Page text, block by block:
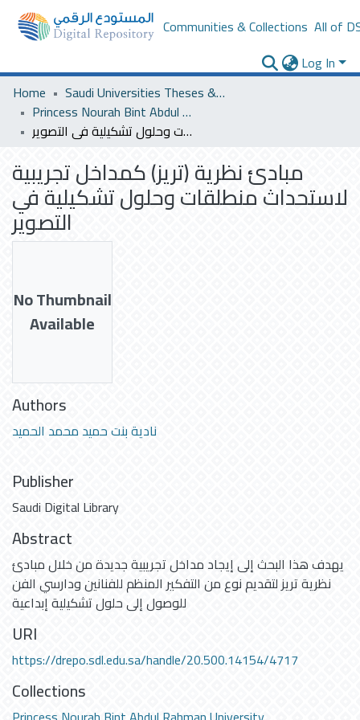
Communities & Collections All of
Log In
Home
Saudi Universities Theses & Dissertations
Princess Nourah Bint Abdul Rahman University
مبادئ نظرية (تريز) كمداخل تجريبية لاستحداث منطلقات وحلول تشكيلية في التصوير
مبادئ نظرية (تريز) كمداخل تجريبية
لاستحداث منطلقات وحلول تشكيلية في
التصوير
No Thumbnail
Available
Authors
نادية بنت حميد محمد الحميد
Publisher
Saudi Digital Library
Abstract
يهدف هذا البحث إلى إيجاد مداخل تجريبية جديدة من خلال مبادئ
نظرية تريز لتقديم نوع من التفكير المنظم للفنانين ودارسي الفن
للوصول إلى حلول تشكيلية إبداعية
URI
https://drepo.sdl.edu.sa/handle/20.500.14154/4717
Collections